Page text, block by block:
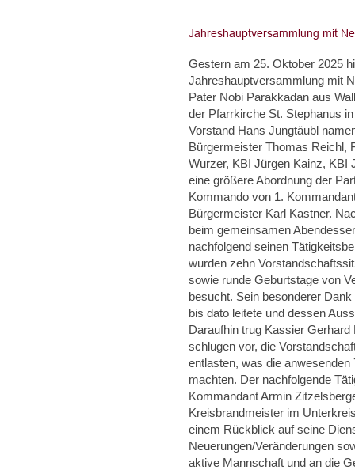
Gestern am 25. Oktober 2025
Jahreshauptversammlung mit
Pater Nobi Parakkadan aus
der Pfarrkirche St. Stephanus
Vorstand Hans Jungtäubl
Bürgermeister Thomas Reichl,
Wurzer, KBI Jürgen Kainz, KBI
eine größere Abordnung der
Kommando von 1.
Bürgermeister Karl Kastner.
beim gemeinsamen
nachfolgend seinen
wurden zehn
sowie runde Geburtstage von
besucht. Sein besonderer
bis dato leitete und dessen
Daraufhin trug Kassier
schlugen vor, die
entlasten, was die
machten. Der nachfolgende
Kommandant Armin
Kreisbrandmeister im
einem Rückblick auf seine
Neuerungen/Veränderungen
aktive Mannschaft und an die